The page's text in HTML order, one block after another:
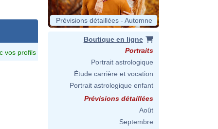
vos profils
Prévisions détaillées - Automne
Boutique en ligne
Portraits
Portrait astrologique
Étude carrière et vocation
Portrait astrologique enfant
Prévisions détaillées
Août
Septembre